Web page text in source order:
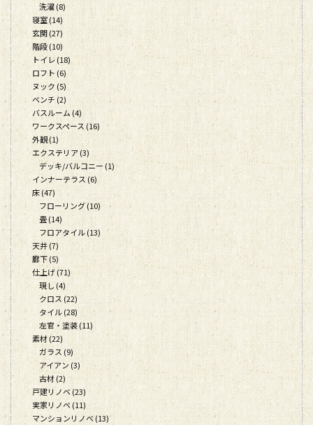
洗濯 (8)
寝室 (14)
玄関 (27)
階段 (10)
トイレ (18)
ロフト (6)
ヌック (5)
ベンチ (2)
バスルーム (4)
ワークスペース (16)
外観 (1)
エクステリア (3)
デッキ/バルコニー (1)
インナーテラス (6)
床 (47)
フローリング (10)
畳 (14)
フロアタイル (13)
天井 (7)
廊下 (5)
仕上げ (71)
現し (4)
クロス (22)
タイル (28)
左官・塗装 (11)
素材 (22)
ガラス (9)
アイアン (3)
古材 (2)
戸建リノベ (23)
実家リノベ (11)
マンションリノベ (13)